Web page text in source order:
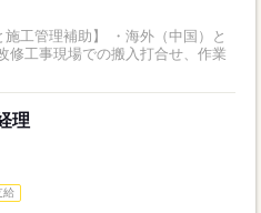
施工管理補助】 ・海外（中国）と
工事現場での搬入打合せ、作業
理
給